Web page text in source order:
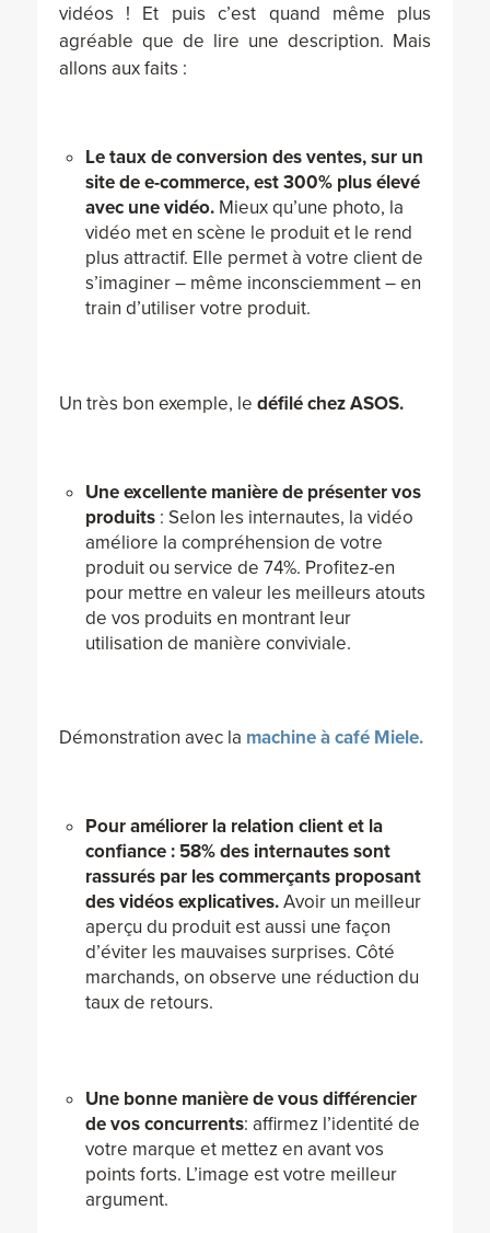
vidéos ! Et puis c’est quand même plus
agréable que de lire une description. Mais
allons aux faits :
Le taux de conversion des ventes, sur un
site de e-commerce, est 300% plus élevé
avec une vidéo.Mieux qu’une photo, la
vidéo met en scène le produit et le rend
plus attractif. Elle permet à votre client de
s’imaginer – même inconsciemment – en
train d’utiliser votre produit.
Un très bon exemple, le défilé chezASOS.
Une excellente manière de présenter vos
produits : Selon les internautes, la vidéo
améliore la compréhension de votre
produit ou service de 74%. Profitez-en
pour mettre en valeur les meilleurs atouts
de vos produits en montrant leur
utilisation de manière conviviale.
Démonstration avec la machine à café Miele.
Pour améliorer la relation client et la
confiance : 58% des internautes sont
rassurés par les commerçants proposant
des vidéos explicatives.Avoir un meilleur
aperçu du produit est aussi une façon
d’éviter les mauvaises surprises. Côté
marchands, on observe une réduction du
taux de retours.
Une bonne manière de vous différencier
de vos concurrents: affirmez l’identité de
votre marque et mettez en avant vos
points forts. L’image est votre meilleur
argument.